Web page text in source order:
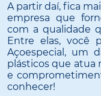
A partir daí, fica
empresa que
com a qualidade
Entre elas, você
Açoespecial, um
plásticos que atua
e
conhecer!